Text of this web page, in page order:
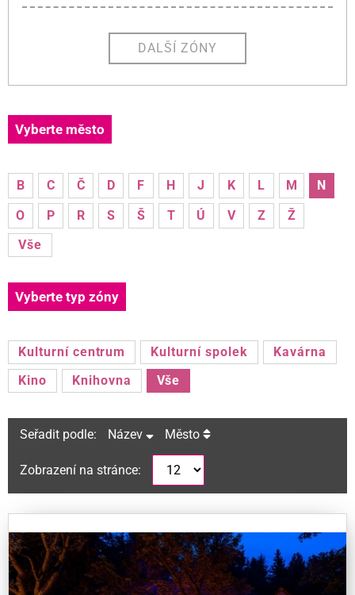
DALŠÍ ZÓNY
Vyberte město
B C Č D F H J K L M
N
O
P R S Š T Ú V Z
Ž
Vše
Vyberte typ zóny
Kulturní centrum Kulturní spolek
Kavárna
Kino
Knihovna Vše
Seřadit podle: Název Město
Zobrazení na stránce: